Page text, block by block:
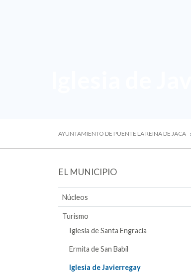
AYUNTAMIENTO DE PUENTE LA REINA DE JACA
EL MUNICIPIO
Núcleos
Turismo
Iglesia de Santa Engracia
Ermita de San Babil
Iglesia de Javierregay